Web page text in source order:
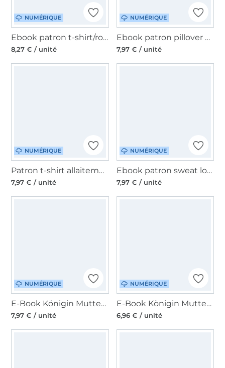
NUMÉRIQUE
Ebook patron t-shirt/robe femme Annie Emmilou, en allemand
8,27 € / unité
NUMÉRIQUE
Ebook patron pillover d’ailletement femme Camilla Königin Mutter, en allemand
7,97 € / unité
NUMÉRIQUE
Patron t-shirt allaitement femme pdf Multi-Mama Berlinerie, en allemand
7,97 € / unité
NUMÉRIQUE
Ebook patron sweat long femme Girly Schleiferlwerk, Umstandsversion, en allemand
7,97 € / unité
NUMÉRIQUE
E-Book Königin Mutter Umstandsshirt Mathilde, en allemand
7,97 € / unité
NUMÉRIQUE
E-Book Königin Mutter Umstandsshorts India, en allemand
6,96 € / unité